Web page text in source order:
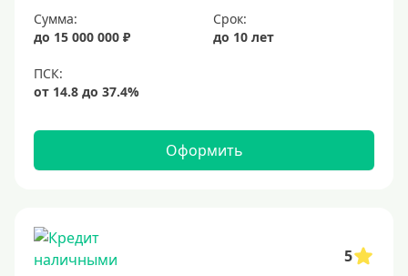
20 лет
25 лет
30 лет
2 месяца
3 месяца
Ставка
Сумма:
до 15 000 000 ₽
Срок:
до 10 лет
Оформить
5